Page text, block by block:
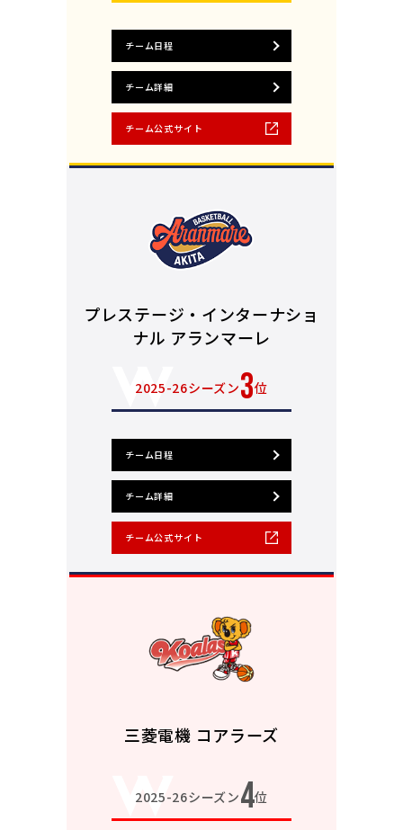
チーム日程
チーム詳細
チーム公式サイト
プレステージ・インターナショ
ナル アランマーレ
2025-26シーズン3位
チーム日程
チーム詳細
チーム公式サイト
三菱電機 コアラーズ
2025-26シーズン4位